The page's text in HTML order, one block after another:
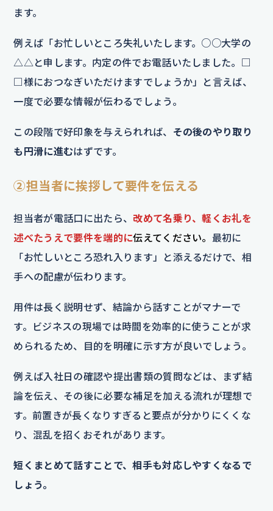
ます。
例えば「お忙しいところ失礼いたします。○○大学の
△△と申します。内定の件でお電話いたしました。□
□様におつなぎいただけますでしょうか」と言えば、
一度で必要な情報が伝わるでしょう。
この段階で好印象を与えられれば、 その後のやり取り
も円滑に進むはずです。
②担当者に挨拶して要件を伝える
担当者が電話口に出たら、 改めて名乗り、軽くお礼を
述べたうえで要件を端的に伝えてください。 最初に
「お忙しいところ恐れ入ります」と添えるだけで、相
手への配慮が伝わります。
用件は長く説明せず、結論から話すことがマナーで
す。ビジネスの現場では時間を効率的に使うことが求
められるため、目的を明確に示す方が良いでしょう。
例えば入社日の確認や提出書類の質問などは、まず結
論を伝え、その後に必要な補足を加える流れが理想で
す。前置きが長くなりすぎると要点が分かりにくくな
り、混乱を招くおそれがあります。
短くまとめて話すことで、相手も対応しやすくなるで
しょう。